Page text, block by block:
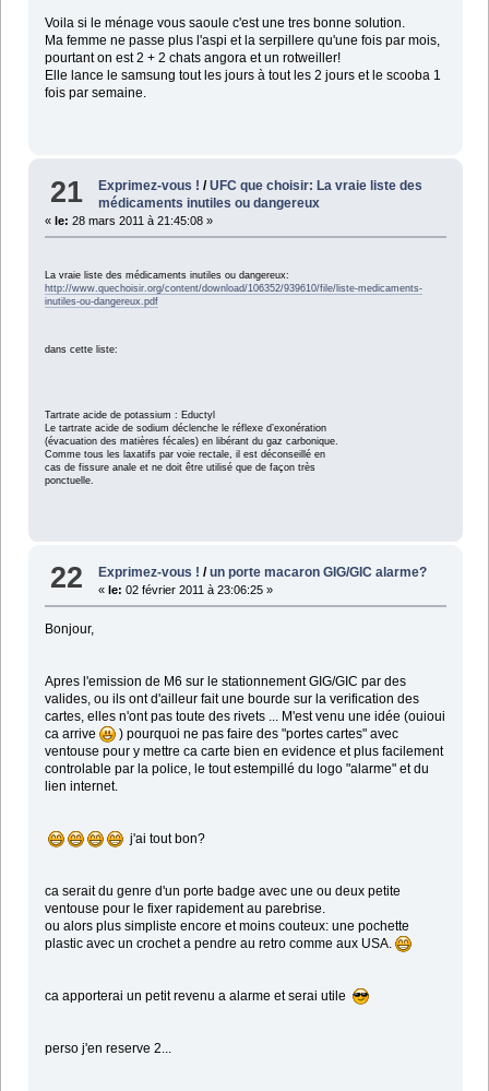
Voila si le ménage vous saoule c'est une tres bonne solution.
Ma femme ne passe plus l'aspi et la serpillere qu'une fois par mois,
pourtant on est 2 + 2 chats angora et un rotweiller!
Elle lance le samsung tout les jours à tout les 2 jours et le scooba 1
fois par semaine.
21 Exprimez-vous ! /UFC que choisir: La vraie liste des
médicaments inutiles ou dangereux
« le: 28 mars 2011 à 21:45:08 »
La vraie liste des médicaments inutiles ou dangereux:
http://www.quechoisir.org/content/download/106352/939610/file/liste-medicaments-
inutiles-ou-dangereux.pdf
dans cette liste:
Tartrate acide de potassium : Eductyl
Le tartrate acide de sodium déclenche le réflexe d’exonération
(évacuation des matières fécales) en libérant du gaz carbonique.
Comme tous les laxatifs par voie rectale, il est déconseillé en
cas de fissure anale et ne doit être utilisé que de façon très
ponctuelle.
22 Exprimez-vous ! /un porte macaron GIG/GIC alarme?
«le: 02 février 2011 à 23:06:25 »
Bonjour,
Apres l'emission de M6 sur le stationnement GIG/GIC par des
valides, ou ils ont d'ailleur fait une bourde sur la verification des
cartes, elles n'ont pas toute des rivets ... M'est venu une idée (ouioui
ca arrive
) pourquoi ne pas faire des "portes cartes" avec
ventouse pour y mettre ca carte bien en evidence et plus facilement
controlable par la police, le tout estempillé du logo "alarme" et du
lien internet.
j'ai tout bon?
ca serait du genre d'un porte badge avec une ou deux petite
ventouse pour le fixer rapidement au parebrise.
ou alors plus simpliste encore et moins couteux: une pochette
plastic avec un crochet a pendre au retro comme aux USA.
ca apporterai un petit revenu a alarme et serai utile
perso j'en reserve 2...